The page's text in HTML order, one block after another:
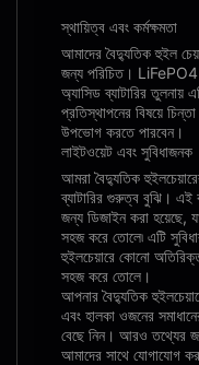
স্থায়িত্ব এবং কর্মক্ষমতা
আমাদের বৈদ্যুতিক হুইল
জন্য পরিচিত। LiFePO4
অ্যাসিড ব্যাটারির
প্রতিস্থাপনের বিষয়ে
উপভোগ করতে পারবেন।
লাইটওয়েট এবং সুবিধাজনক
আমরা বৈদ্যুতিক
ব্যাটারির গুরুত্ব বুঝি। এই
জন্য ডিজাইন করা হয়েছে,
সহজ করে তোলে৷ এটি
হুইলচেয়ারে কোনো
সহজ করে তোলে।
আপনার বৈদ্যুতিক
এবং হালকা ওজনের
বেছে নিন। আরও তথ্যের
আমাদের সাথে যোগাযোগ